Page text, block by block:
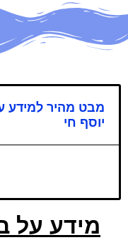
מבט מהיר למידע
יוסף חי
מידע על